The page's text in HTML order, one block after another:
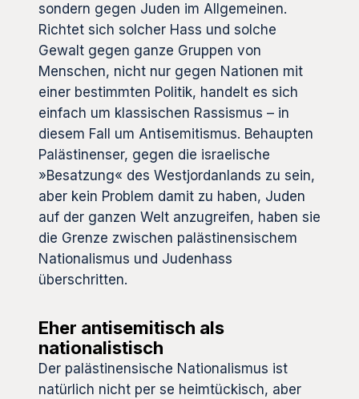
sondern gegen Juden im Allgemeinen.
Richtet sich solcher Hass und solche
Gewalt gegen ganze Gruppen von
Menschen, nicht nur gegen Nationen mit
einer bestimmten Politik, handelt es sich
einfach um klassischen Rassismus – in
diesem Fall um Antisemitismus. Behaupten
Palästinenser, gegen die israelische
»Besatzung« des Westjordanlands zu sein,
aber kein Problem damit zu haben, Juden
auf der ganzen Welt anzugreifen, haben sie
die Grenze zwischen palästinensischem
Nationalismus und Judenhass
überschritten.
Eher antisemitisch als
nationalistisch
Der palästinensische Nationalismus ist
natürlich nicht per se heimtückisch, aber